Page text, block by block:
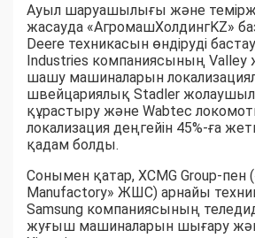
Ауыл шаруашылығы және
жасауда «АгромашХолдингKZ»
Deere техникасын өндіруді
Industries компаниясының
шашу машиналарын
швейцариялық Stadler
құрастыру және Wabtec
локализация деңгейін 45%-ға
қадам болды.
Сонымен қатар, XCMG Group-пен
Manufactory» ЖШС) арнайы
Samsung компаниясының
жуғыш машиналарын шығару